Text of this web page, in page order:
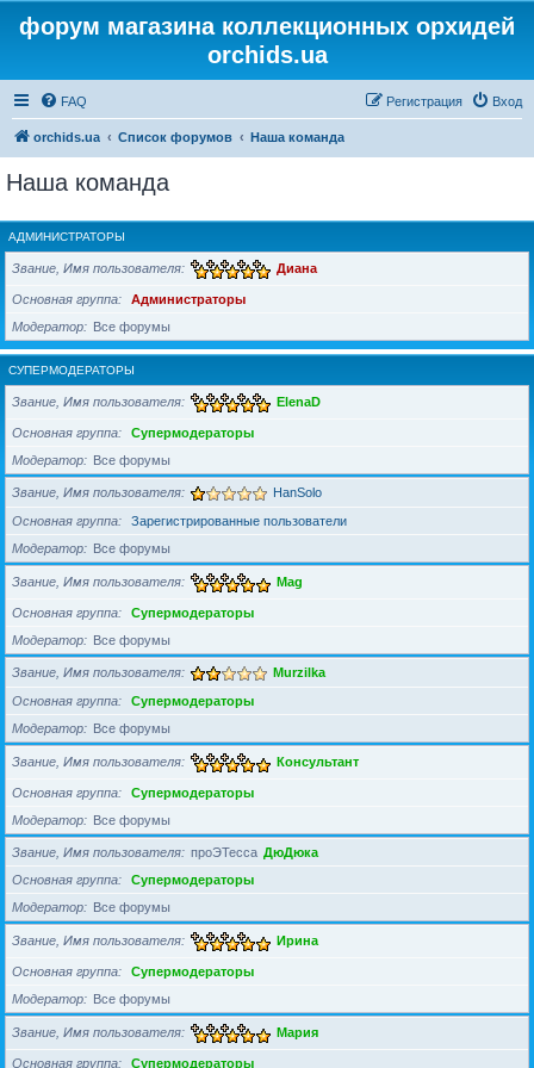
форум магазина коллекционных орхидей
orchids.ua
FAQ Вход
Регистрация
orchids.ua Список форумов Наша команда
Наша команда
АДМИНИСТРАТОРЫ
Звание, Имя пользователя Диана
Основная группа
Администраторы
Модератор
Все форумы
СУПЕРМОДЕРАТОРЫ
Звание, Имя пользователя ElenaD
Основная группа
Супермодераторы
Модератор
Все форумы
Звание, Имя пользователя HanSolo
Основная группа
Зарегистрированные пользователи
Модератор
Все форумы
Звание, Имя пользователя Mag
Основная группа
Супермодераторы
Модератор
Все форумы
Звание, Имя пользователя Murzilka
Основная группа
Супермодераторы
Модератор
Все форумы
Звание, Имя пользователя Консультант
Основная группа
Супермодераторы
Модератор
Все форумы
Звание, Имя пользователя проЭТесса ДюДюка
Основная группа
Супермодераторы
Модератор
Все форумы
Звание, Имя пользователя Ирина
Основная группа
Супермодераторы
Модератор
Все форумы
Звание, Имя пользователя Мария
Основная группа Супермодераторы